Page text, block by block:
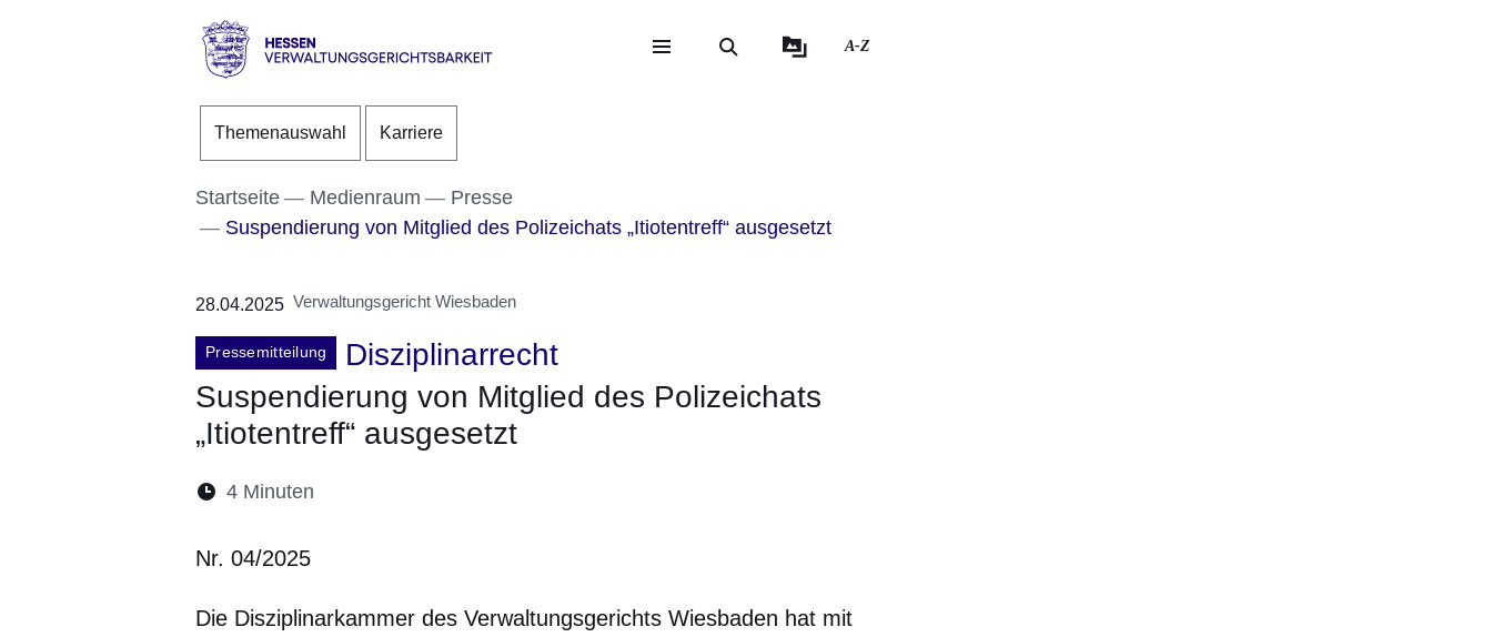
Direkt zum Kopf der Seite
Direkt zum Inhalt
Direkt zum Fuß der Seite
Verwaltungsgerichtsbarkeit
A-Z
Themenauswahl Karriere
Startseite Medienraum
Presse
Suspendierung von Mitglied des Polizeichats „Itiotentreff“ ausgesetzt
28.04.2025 Verwaltungsgericht Wiesbaden
Pressemitteilung
Disziplinarrecht
Suspendierung von Mitglied des Polizeichats
„Itiotentreff“ ausgesetzt
Lesedauer:
4 Minuten
Nr. 04/2025
Die Disziplinarkammer des Verwaltungsgerichts Wiesbaden hat mit